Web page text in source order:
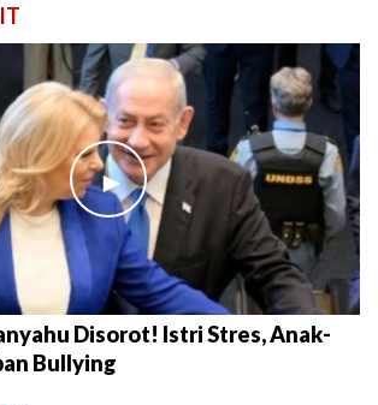
►
Disorot! Istri Stres, Anak-
Bullying